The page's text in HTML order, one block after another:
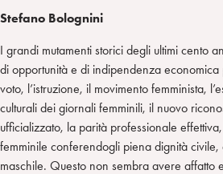
Stefano Bolognini
I grandi mutamenti storici degli ultimi cento
di opportunità e di indipendenza
voto, l’istruzione, il movimento femminista,
culturali dei giornali femminili, il nuovo
ufficializzato, la parità professionale
femminile conferendogli piena dignità
maschile. Questo non sembra avere affatto